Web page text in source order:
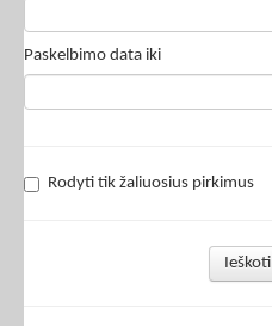
Paskelbimo data iki
Rodyti tik žaliuosius pirkimus
Ieškoti